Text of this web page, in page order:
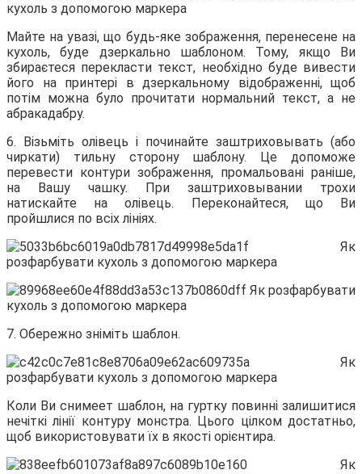
Майте на увазі, що будь-яке зображення, перенесене на
кухоль, буде дзеркально шаблоном. Тому, якщо Ви
збираєтеся перекласти текст, необхідно буде вивести
його на принтері в дзеркальному відображенні, щоб
потім можна було прочитати нормальний текст, а не
абракадабру.
6. Візьміть олівець і починайте заштриховывать (або
чиркати) тильну сторону шаблону. Це допоможе
перевести контури зображення, промальовані раніше,
на Вашу чашку. При заштриховывании трохи
натискайте на олівець. Переконайтеся, що Ви
пройшлися по всіх лініях.
7. Обережно зніміть шаблон.
Коли Ви снимеет шаблон, на гуртку повинні залишитися
нечіткі лінії контуру монстра. Цього цілком достатньо,
щоб використовувати їх в якості орієнтира.